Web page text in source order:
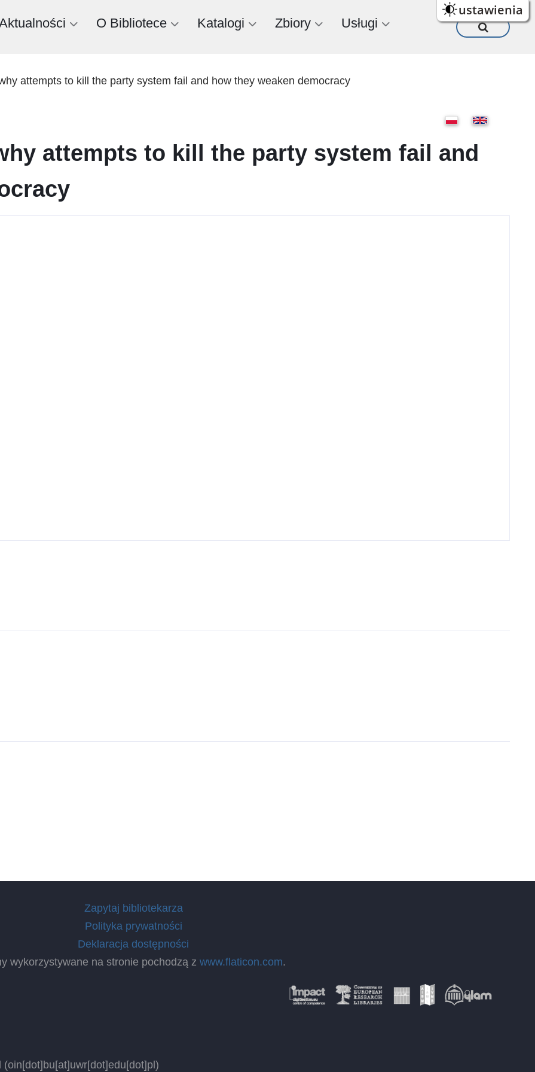
ustawienia
O Bibliotece Katalogi Zbiory Usługi
attempts to kill the party system fail and how they weaken democracy
attempts to kill the party system fail and
Zapytaj bibliotekarza
Polityka prywatności
Deklaracja dostępności
wykorzystywane na stronie pochodzą z www.flaticon.com.
(oin[dot]bu[at]uwr[dot]edu[dot]pl)